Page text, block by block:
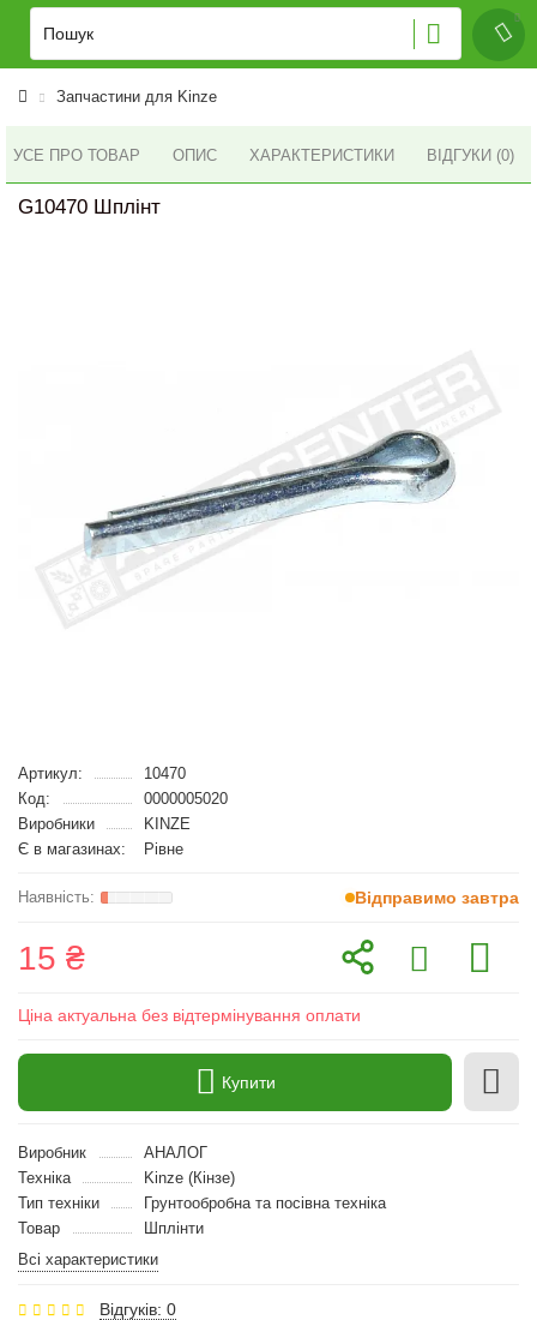
Запчастини для Kinze
УСЕ ПРО ТОВАР ОПИС ХАРАКТЕРИСТИКИ ВІДГУКИ (0)
G10470 Шплінт
Артикул:
10470
Код:
0000005020
Виробники
KINZE
Є в магазинах:
Рівне
Відправимо завтра
15 ₴
Ціна актуальна без відтермінування оплати
Купити
Виробник
АНАЛОГ
Техніка
Kinze (Кінзе)
Тип техніки
Грунтообробна та посівна техніка
Товар
Шплінти
Всі характеристики
Відгуків: 0